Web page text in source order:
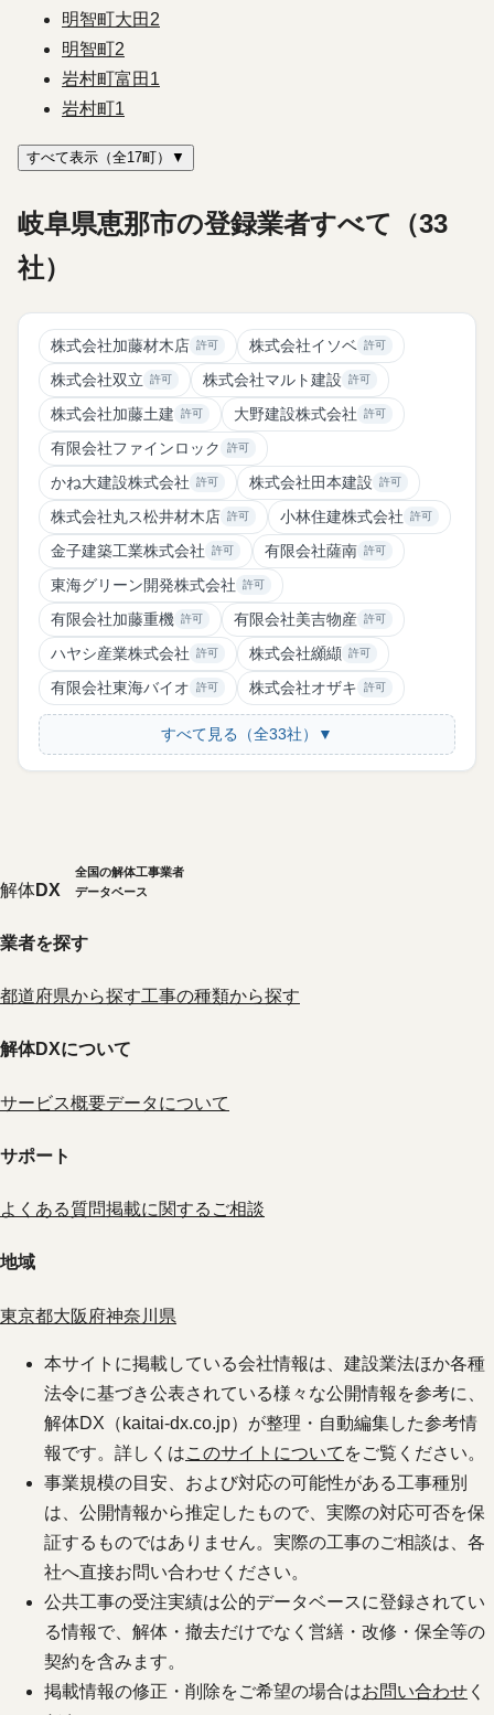
明智町大田 2
明智町2
岩村町富田 1
岩村町1
すべて表示（全17町）▼
岐阜県恵那市の登録業者すべて（33
社）
株式会社加藤材木店 許可 株式会社イソベ 許可
株式会社双立 許可 株式会社マルト建設 許可
株式会社加藤土建 許可 大野建設株式会社 許可
有限会社ファインロック 許可
かね大建設株式会社 許可 株式会社田本建設 許可
株式会社丸ス松井材木店 許可 小林住建株式会社 許可
金子建築工業株式会社 許可 有限会社薩南 許可
東海グリーン開発株式会社 許可
有限会社加藤重機 許可 有限会社美吉物産 許可
ハヤシ産業株式会社 許可 株式会社纐纈 許可
有限会社東海バイオ 許可 株式会社オザキ 許可
すべて見る（全33社）▼
解体DX
全国の解体工事業者
データベース
業者を探す
都道府県から探す工事の種類から探す
解体DXについて
サービス概要データについて
サポート
よくある質問掲載に関するご相談
地域
東京都大阪府神奈川県
本サイトに掲載している会社情報は、建設業法ほか各種
法令に基づき公表されている様々な公開情報を参考に、
解体DX（kaitai-dx.co.jp）が整理・自動編集した参考情
報です。詳しくはこのサイトについて をご覧ください。
事業規模の目安、および対応の可能性がある工事種別
は、公開情報から推定したもので、実際の対応可否を保
証するものではありません。実際の工事のご相談は、各
社へ直接お問い合わせください。
公共工事の受注実績は公的データベースに登録されてい
る情報で、解体・撤去だけでなく営繕・改修・保全等の
契約を含みます。
掲載情報の修正・削除をご希望の場合はお問い合わせ く